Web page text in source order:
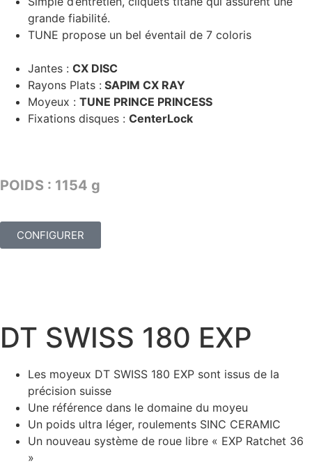
grande fiabilité.
TUNE propose un bel éventail de 7 coloris
Jantes : CX DISC
Rayons Plats : SAPIM CX RAY
Moyeux : TUNE PRINCE PRINCESS
Fixations disques : CenterLock
POIDS : 1154 g
CONFIGURER
DT SWISS 180 EXP
Les moyeux DT SWISS 180 EXP sont issus de la
précision suisse
Une référence dans le domaine du moyeu
Un poids ultra léger, roulements SINC CERAMIC
Un nouveau système de roue libre « EXP Ratchet 36
»